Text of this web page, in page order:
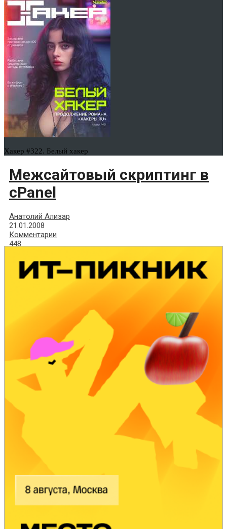
Хакер #322. Белый хакер
Межсайтовый скриптинг в
cPanel
Анатолий Ализар
21.01.2008
Комментарии
448